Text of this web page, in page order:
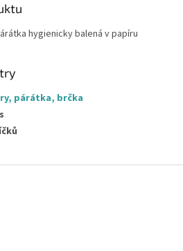
hygienicky balená v papíru
párátka, brčka